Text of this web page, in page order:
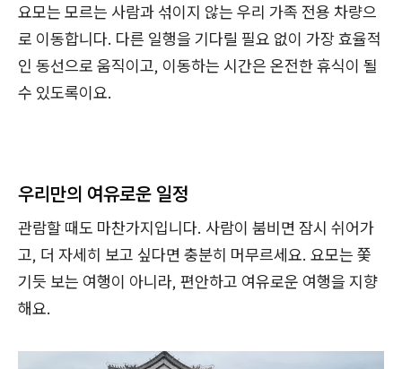
요모는 모르는 사람과 섞이지 않는 우리 가족 전용 차량으
로 이동합니다. 다른 일행을 기다릴 필요 없이 가장 효율적
인 동선으로 움직이고, 이동하는 시간은 온전한 휴식이 될
수 있도록이요.
우리만의 여유로운 일정
관람할 때도 마찬가지입니다. 사람이 붐비면 잠시 쉬어가
고, 더 자세히 보고 싶다면 충분히 머무르세요. 요모는 쫓
기듯 보는 여행이 아니라, 편안하고 여유로운 여행을 지향
해요.